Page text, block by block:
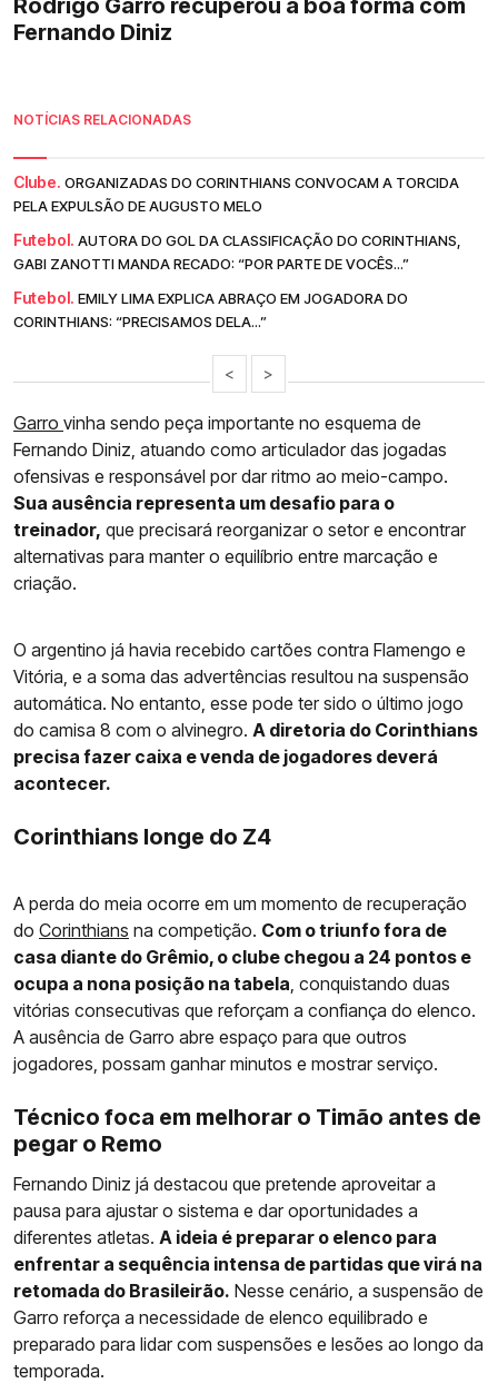
Fernando Diniz
NOTÍCIAS RELACIONADAS
Clube. ORGANIZADAS DO CORINTHIANS CONVOCAM A TORCIDA
PELA EXPULSÃO DE AUGUSTO MELO
Futebol. AUTORA DO GOL DA CLASSIFICAÇÃO DO CORINTHIANS,
GABI ZANOTTI MANDA RECADO: “POR PARTE DE VOCÊS...”
Futebol. EMILY LIMA EXPLICA ABRAÇO EM JOGADORA DO
CORINTHIANS: “PRECISAMOS DELA...”
< >
Garro vinha sendo peça importante no esquema de
Fernando Diniz, atuando como articulador das jogadas
ofensivas e responsável por dar ritmo ao meio-campo.
Sua ausência representa um desafio para o
treinador, que precisará reorganizar o setor e encontrar
alternativas para manter o equilíbrio entre marcação e
criação.
O argentino já havia recebido cartões contra Flamengo e
Vitória, e a soma das advertências resultou na suspensão
automática. No entanto, esse pode ter sido o último jogo
do camisa 8 com o alvinegro. A diretoria do Corinthians
precisa fazer caixa e venda de jogadores deverá
acontecer.
Corinthians longe do Z4
A perda do meia ocorre em um momento de recuperação
do Corinthians na competição. Com o triunfo fora de
casa diante do Grêmio, o clube chegou a 24 pontos e
ocupa a nona posição na tabela , conquistando duas
vitórias consecutivas que reforçam a confiança do elenco.
A ausência de Garro abre espaço para que outros
jogadores, possam ganhar minutos e mostrar serviço.
Técnico foca em melhorar o Timão antes de
pegar o Remo
Fernando Diniz já destacou que pretende aproveitar a
pausa para ajustar o sistema e dar oportunidades a
diferentes atletas. A ideia é preparar o elenco para
enfrentar a sequência intensa de partidas que virá na
retomada do Brasileirão. Nesse cenário, a suspensão de
Garro reforça a necessidade de elenco equilibrado e
preparado para lidar com suspensões e lesões ao longo da
temporada.